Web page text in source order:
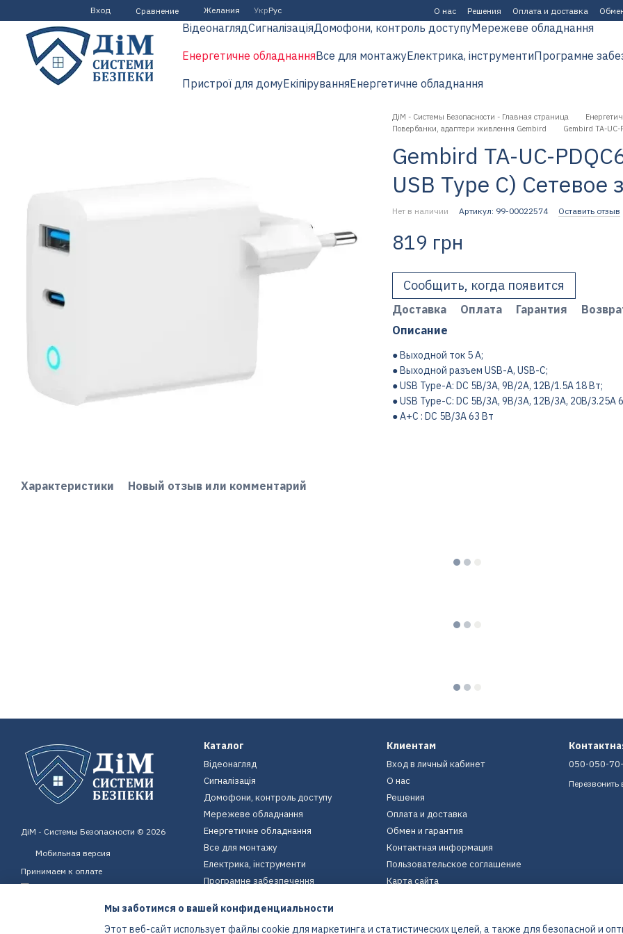
Перейти к основному контенту
Вход Сравнение Желания УкрРус О нас Решения Оплата и доставка
ВідеонаглядСигналізаціяДомофони, контроль доступуМережеве обладнання
Енергетичне обладнанняВсе для монтажуЕлектрика, інструментиПрограмне
Пристрої для домуЕкіпіруванняЕнергетичне обладнання
Характеристики Новый отзыв или комментарий
ДіМ - Системы Безопасности - Главная страница
Повербанки, адаптери живлення Gembird
Gembird TA-UC-
Gembird TA-UC-
USB Type C) Сетевое
Нет в наличии Артикул: 99-00022574 Оставить отзыв
819 грн
Сообщить, когда появится
Доставка Оплата Гарантия
Описание
● Выходной ток 5 A;
● Выходной разъем USB-A, USB-C;
● USB Type-A: DC 5В/3A, 9В/2A, 12В/1.5A 18 Вт;
● USB Type-C: DC 5В/3A, 9В/3A, 12В/3A, 20В/3.25А
● A+C : DC 5В/3A 63 Вт
ДіМ - Системы Безопасности © 2026
Мобильная версия
Принимаем к оплате
Каталог
Відеонагляд
Сигналізація
Домофони, контроль доступу
Мережеве обладнання
Енергетичне обладнання
Все для монтажу
Електрика, інструменти
Програмне забезпечення
Екіпірування
Енергетичне обладнання
Клиентам
Вход в личный кабинет
О нас
Решения
Оплата и доставка
Обмен и гарантия
Контактная информация
Пользовательское соглашение
Карта сайта
050-050-
Перезвонить
Мы заботимся о вашей конфиденциальности
Этот веб-сайт использует файлы cookie для маркетинга и статистических целей, а также для безопасной и